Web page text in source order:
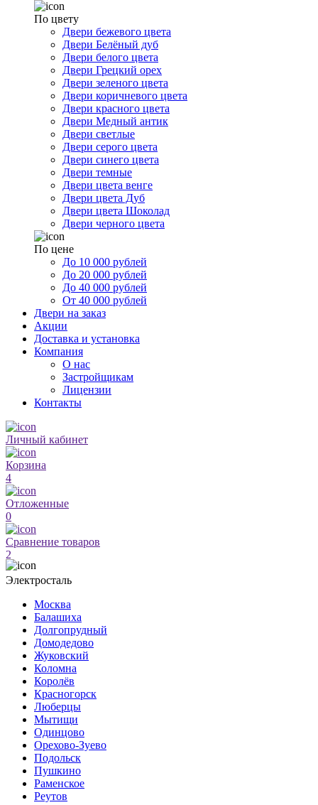
По цвету
Двери бежевого цвета
Двери Белёный дуб
Двери белого цвета
Двери Грецкий орех
Двери зеленого цвета
Двери коричневого цвета
Двери красного цвета
Двери Медный антик
Двери светлые
Двери серого цвета
Двери синего цвета
Двери темные
Двери цвета венге
Двери цвета Дуб
Двери цвета Шоколад
Двери черного цвета
По цене
До 10 000 рублей
До 20 000 рублей
До 40 000 рублей
От 40 000 рублей
Двери на заказ
Акции
Доставка и установка
Компания
О нас
Застройщикам
Лицензии
Контакты
Личный кабинет
Корзина
4
Отложенные
0
Сравнение товаров
2
Электросталь
Москва
Балашиха
Долгопрудный
Домодедово
Жуковский
Коломна
Королёв
Красногорск
Люберцы
Мытищи
Одинцово
Орехово-Зуево
Подольск
Пушкино
Раменское
Реутов